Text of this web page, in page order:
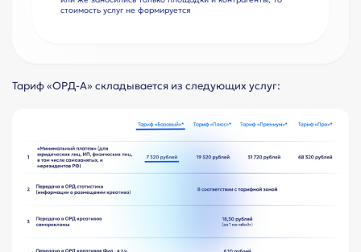
стоимость услуг не формируется
Тариф «ОРД-А» складывается из следующих услуг: